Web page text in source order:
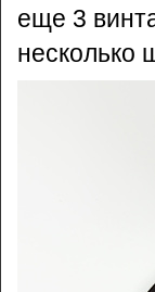
еще 3
несколько